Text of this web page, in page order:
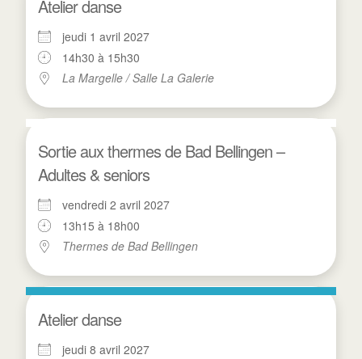
Atelier danse
jeudi 1 avril 2027
14h30 à 15h30
La Margelle / Salle La Galerie
Sortie aux thermes de Bad Bellingen –
Adultes & seniors
vendredi 2 avril 2027
13h15 à 18h00
Thermes de Bad Bellingen
Atelier danse
jeudi 8 avril 2027